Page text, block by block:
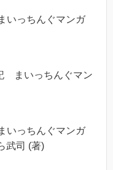
いっちんぐマンガ
まいっちんぐマン
いっちんぐマンガ
武司 (著)